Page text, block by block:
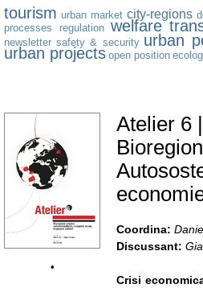
tourism urban market city-regions
processes
regulation welfare
newsletter safety & security urban
urban projects open position
•
Atelier 6 |
Coordina:
Discussant:
Crisi